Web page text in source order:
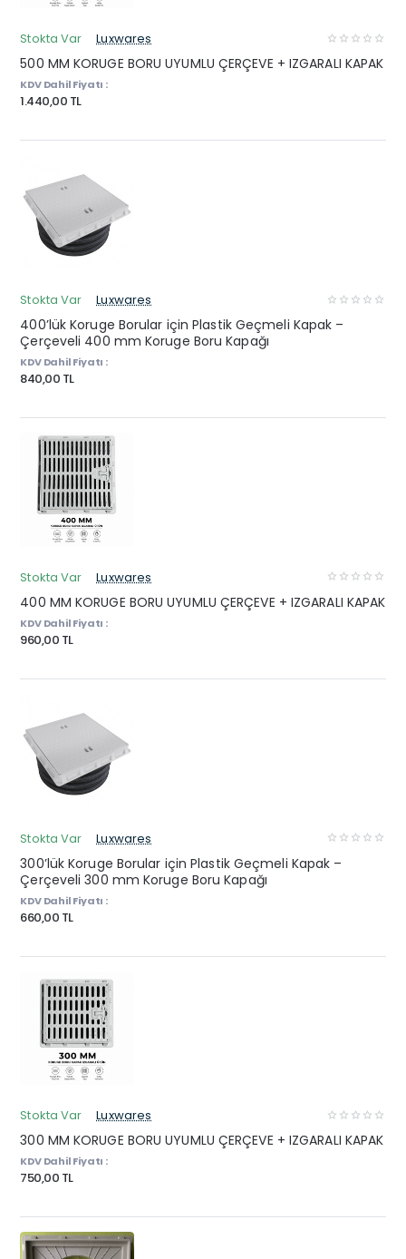
Stokta Var Luxwares
500 MM KORUGE BORU UYUMLU ÇERÇEVE + IZGARALI KAPAK
KDV Dahil Fiyatı :
1.440,00 TL
Stokta Var Luxwares
400’lük Koruge Borular için Plastik Geçmeli Kapak –
Çerçeveli 400 mm Koruge Boru Kapağı
KDV Dahil Fiyatı :
840,00 TL
Stokta Var Luxwares
400 MM KORUGE BORU UYUMLU ÇERÇEVE + IZGARALI KAPAK
KDV Dahil Fiyatı :
960,00 TL
Stokta Var Luxwares
300’lük Koruge Borular için Plastik Geçmeli Kapak –
Çerçeveli 300 mm Koruge Boru Kapağı
KDV Dahil Fiyatı :
660,00 TL
Stokta Var Luxwares
300 MM KORUGE BORU UYUMLU ÇERÇEVE + IZGARALI KAPAK
KDV Dahil Fiyatı :
750,00 TL